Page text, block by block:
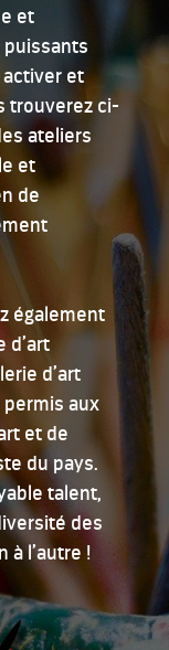
et
puissants
et
trouverez ci-
ateliers
et
de
également
d’art
d’art
permis aux
et de
du pays.
talent,
des
à l’autre !